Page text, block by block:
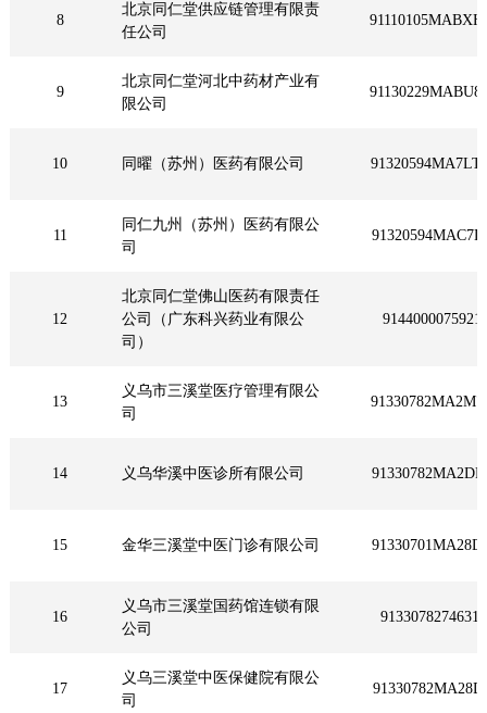
8
北京同仁堂供应链管理有限责
任公司
9
北京同仁堂河北中药材产业有
限公司
10 同曜（苏州）医药有限公司
11
同仁九州（苏州）医药有限公
司
12
北京同仁堂佛山医药有限责任
公司（广东科兴药业有限公
司）
13
义乌市三溪堂医疗管理有限公
司
14 义乌华溪中医诊所有限公司
15 金华三溪堂中医门诊有限公司
16
义乌市三溪堂国药馆连锁有限
公司
17
义乌三溪堂中医保健院有限公
司